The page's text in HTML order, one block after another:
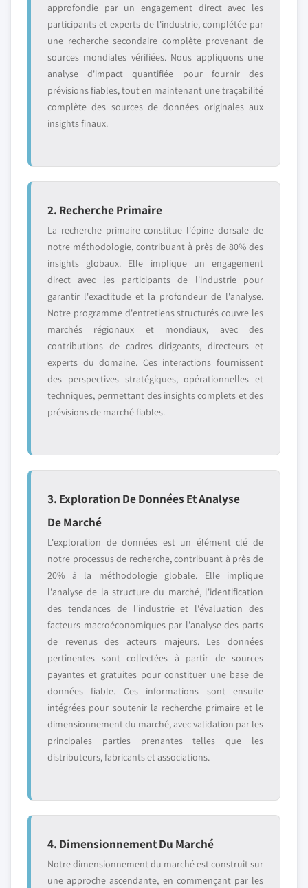
approfondie par un engagement direct avec les
participants et experts de l'industrie, complétée par
une recherche secondaire complète provenant de
sources mondiales vérifiées. Nous appliquons une
analyse d'impact quantifiée pour fournir des
prévisions fiables, tout en maintenant une traçabilité
complète des sources de données originales aux
insights finaux.
2. Recherche Primaire
La recherche primaire constitue l'épine dorsale de
notre méthodologie, contribuant à près de 80% des
insights globaux. Elle implique un engagement
direct avec les participants de l'industrie pour
garantir l'exactitude et la profondeur de l'analyse.
Notre programme d'entretiens structurés couvre les
marchés régionaux et mondiaux, avec des
contributions de cadres dirigeants, directeurs et
experts du domaine. Ces interactions fournissent
des perspectives stratégiques, opérationnelles et
techniques, permettant des insights complets et des
prévisions de marché fiables.
3. Exploration De Données Et Analyse
De Marché
L'exploration de données est un élément clé de
notre processus de recherche, contribuant à près de
20% à la méthodologie globale. Elle implique
l'analyse de la structure du marché, l'identification
des tendances de l'industrie et l'évaluation des
facteurs macroéconomiques par l'analyse des parts
de revenus des acteurs majeurs. Les données
pertinentes sont collectées à partir de sources
payantes et gratuites pour constituer une base de
données fiable. Ces informations sont ensuite
intégrées pour soutenir la recherche primaire et le
dimensionnement du marché, avec validation par les
principales parties prenantes telles que les
distributeurs, fabricants et associations.
4. Dimensionnement Du Marché
Notre dimensionnement du marché est construit sur
une approche ascendante, en commençant par les